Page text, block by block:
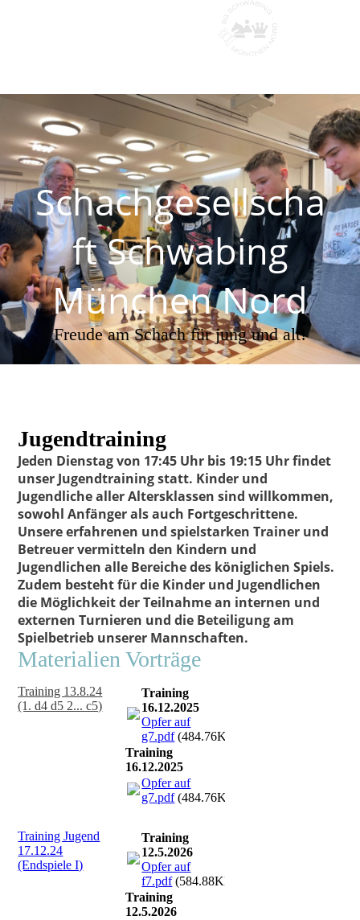
Schachgesellscha
ft Schwabing
München Nord
Freude am Schach für jung und alt!
Jugendtraining
Jeden Dienstag von 17:45 Uhr bis 19:15 Uhrfindet
unser Jugendtraining statt. Kinder und
Jugendliche aller Altersklassen sind willkommen,
sowohl Anfänger als auch Fortgeschrittene.
Unsere erfahrenen und spielstarken Trainer und
Betreuer vermitteln den Kindern und
Jugendlichen alle Bereiche des königlichen Spiels.
Zudem besteht für die Kinder und Jugendlichen
die Möglichkeit der Teilnahme an internen und
externen Turnieren und die Beteiligung am
Spielbetrieb unserer Mannschaften.
Materialien Vorträge
Training 13.8.24
(1. d4 d5 2... c5)
Training
16.12.2025
Opfer auf
g7.pdf(484.76KB)
Training
16.12.2025
Opfer auf
g7.pdf(484.76KB)
Training Jugend
17.12.24
(Endspiele I)
Training
12.5.2026
Opfer auf
f7.pdf(584.88KB)
Training
12.5.2026